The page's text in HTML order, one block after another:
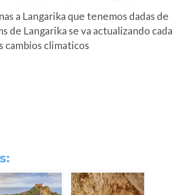
a Langarika que tenemos dadas de
de Langarika se va actualizando cada
cambios climaticos